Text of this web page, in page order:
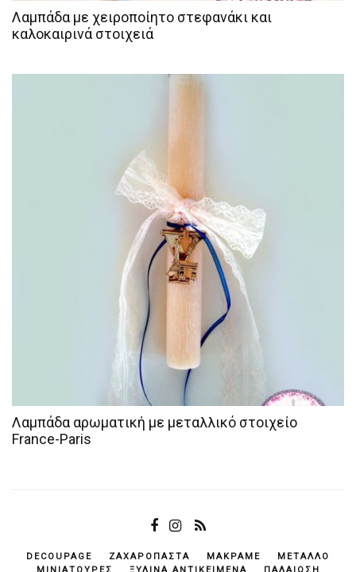
Λαμπάδα με χειροποίητο στεφανάκι και
καλοκαιρινά στοιχειά
Λαμπάδα αρωματική με μεταλλικό στοιχείο
France-Paris
DECOUPAGE ΖΑΧΑΡΌΠΑΣΤΑ ΜΑΚΡΑΜΈ
ΜΈΤΑΛΛΟ
ΜΙΝΙΑΤΟΎΡΕΣ
ΞΎΛΙΝΑ ΑΝΤΙΚΕΊΜΕΝΆ ΠΑΛΑΊΩΣΗ